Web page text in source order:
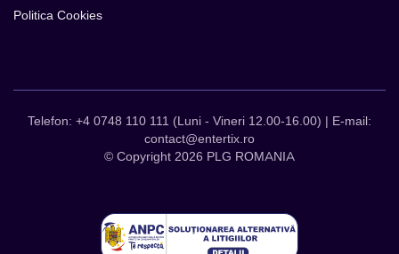
Politica Cookies
Telefon: +4 0748 110 111 (Luni - Vineri 12.00-16.00) | E-mail:
contact@entertix.ro
© Copyright 2026 PLG ROMANIA